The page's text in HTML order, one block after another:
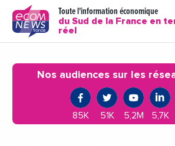
Toute l'information économique
du Sud de la France en
réel
Nos audiences sur les
85K 51K 5,2M 5,7K